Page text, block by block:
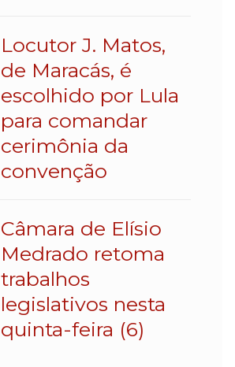
Locutor J. Matos,
de Maracás, é
escolhido por Lula
para comandar
cerimônia da
convenção
Câmara de Elísio
Medrado retoma
trabalhos
legislativos nesta
quinta-feira (6)